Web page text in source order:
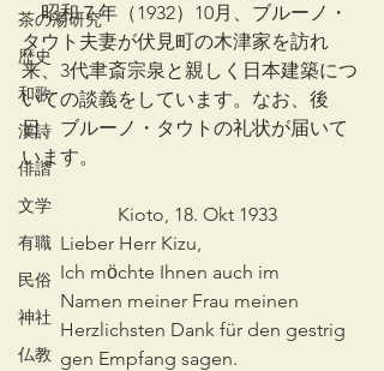
茶の湯研究
歴史
和歌
漢詩
俳諧
文学
有職
民俗
神社
仏教
昭和７年（1932）10月、ブルーノ・
タウト夫妻が伏見町の木津家を訪れ
来、3代聿斎宗泉と親しく日本建築につ
いての談義をしています。なお、後
日、ブルーノ・タウトの礼状が届いて
います。
Kioto, 18. Okt 1933
Lieber Herr Kizu,
Ich mӧchte Ihnen auch im
Namen meiner Frau meinen
Herzlichsten Dank für den gestrig
gen Empfang sagen.